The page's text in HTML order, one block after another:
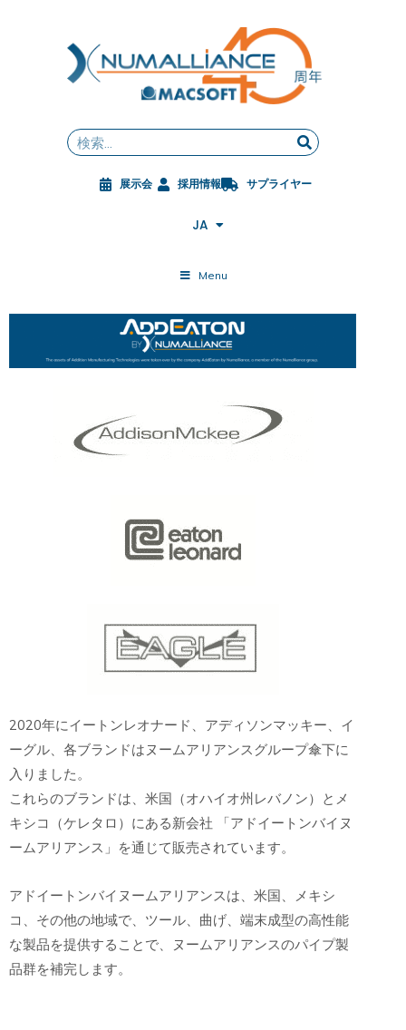
Search
展示会 採用情報 サプライヤー
JA
FR
DE
ES
PL
ES-MX
Menu
2020年にイートンレオナード、アディソンマッキー、イ
ーグル、各ブランドはヌームアリアンスグループ傘下に
入りました。
これらのブランドは、米国（オハイオ州レバノン）とメ
キシコ（ケレタロ）にある新会社 「アドイートンバイヌ
ームアリアンス」を通じて販売されています。
アドイートンバイヌームアリアンスは、米国、メキシ
コ、その他の地域で、ツール、曲げ、端末成型の高性能
な製品を提供することで、ヌームアリアンスのパイプ製
品群を補完します。